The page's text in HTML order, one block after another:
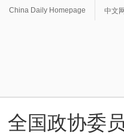
China Daily Homepage 中文
全国政协委